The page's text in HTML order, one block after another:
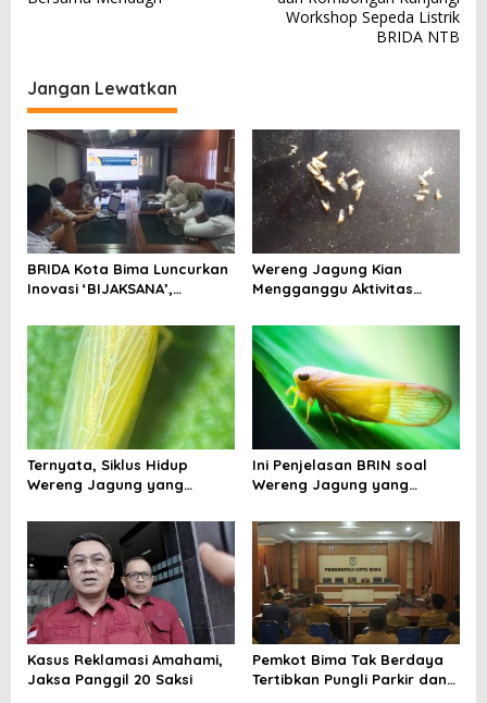
g
a
s
o
s
Workshop Sepeda Listrik
BRIDA NTB
Jangan Lewatkan
BRIDA Kota Bima Luncurkan
Inovasi ‘BIJAKSANA’,
Berbasis Stakeholder
Analisis
Wereng Jagung Kian
Mengganggu Aktivitas
Miliki Solusi?
Ternyata, Siklus Hidup
Wereng Jagung yang
Bertahan Hingga 30 Hari
Ini Penjelasan BRIN soal
Wereng Jagung yang
Kasus Reklamasi Amahami,
Jaksa Panggil 20 Saksi
Pemkot Bima Tak Berdaya
Tertibkan Pungli Parkir dan